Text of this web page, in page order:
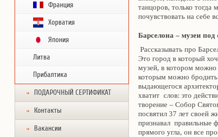
Франция
Хорватия
Япония
Литва
Прибалтика
ПОДАРОЧНЫЙ СЕРТИФИКАТ
Контакты
Вакансии
танцоров, только тогда
почувствовать на себе
Барселона – музеи
Рассказывать про
Это город в который
музей, в котором
которым можно бродить
выдающегося
хватит слов: это
творение – Собор
посвятил 37 лет своей
признавал правильные
прямого угла, он все